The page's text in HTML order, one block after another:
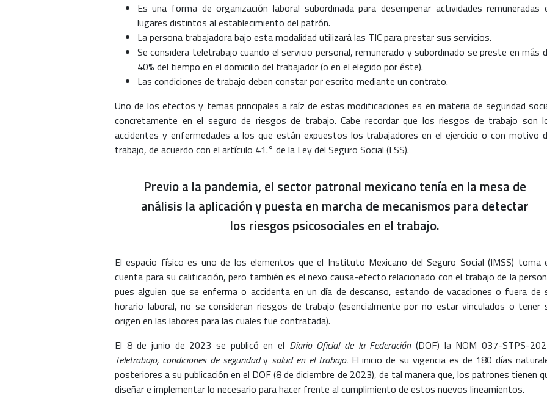
Es una forma de organización laboral subordinada para desempeñar actividades remuneradas
lugares distintos al establecimiento del patrón.
La persona trabajadora bajo esta modalidad utilizará las TIC para prestar sus servicios.
Se considera teletrabajo cuando el servicio personal, remunerado y subordinado se preste en más
40% del tiempo en el domicilio del trabajador (o en el elegido por éste).
Las condiciones de trabajo deben constar por escrito mediante un contrato.
Uno de los efectos y temas principales a raíz de estas modificaciones es en materia de seguridad
concretamente en el seguro de riesgos de trabajo. Cabe recordar que los riesgos de trabajo son
accidentes y enfermedades a los que están expuestos los trabajadores en el ejercicio o con motivo
trabajo, de acuerdo con el artículo 41.° de la Ley del Seguro Social (LSS).
Previo a la pandemia, el sector patronal mexicano tenía en la mesa de
análisis la aplicación y puesta en marcha de mecanismos para detectar
los riesgos psicosociales en el trabajo.
El espacio físico es uno de los elementos que el Instituto Mexicano del Seguro Social (IMSS) toma
cuenta para su calificación, pero también es el nexo causa-efecto relacionado con el trabajo de la
pues alguien que se enferma o accidenta en un día de descanso, estando de vacaciones o fuera de
horario laboral, no se consideran riesgos de trabajo (esencialmente por no estar vinculados o tener
origen en las labores para las cuales fue contratada).
El 8 de junio de 2023 se publicó en el Diario Oficial de la Federación(DOF) la NOM 037-STPS-
Teletrabajo, condiciones de seguridady salud en el trabajo.El inicio de su vigencia es de 180 días
posteriores a su publicación en el DOF (8 de diciembre de 2023), de tal manera que, los patrones tienen
diseñar e implementar lo necesario para hacer frente al cumplimiento de estos nuevos lineamientos.